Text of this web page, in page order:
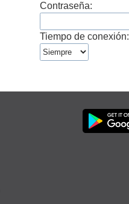
Contraseña:
Tiempo de conexión: